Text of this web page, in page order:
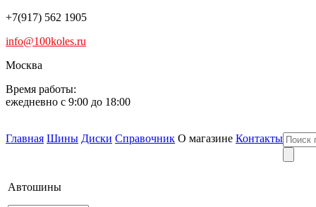
+7(917) 562 1905
info@100koles.ru
Москва
Время работы:
ежедневно с 9:00 до 18:00
Главная Шины Диски Справочник О магазине Контакты
Автошины